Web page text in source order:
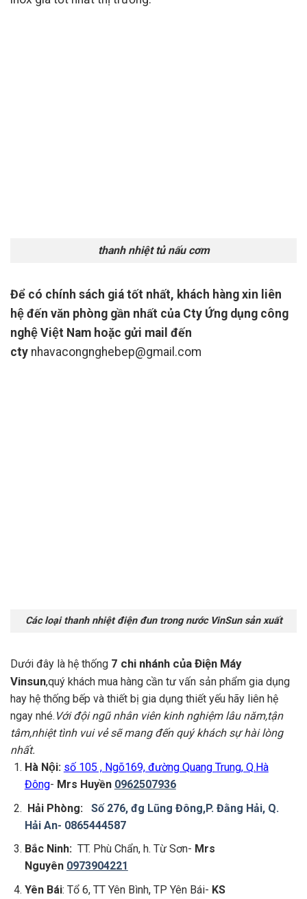
thanh nhiệt tủ nấu cơm
Để có chính sách giá tốt nhất, khách hàng xin liên
hệ đến văn phòng gần nhất của Cty Ứng dụng công
nghệ Việt Nam hoặc gửi mail đến
cty nhavacongnghebep@gmail.com
Các loại thanh nhiệt điện đun trong nước VinSun sản xuất
Dưới đây là hệ thống 7 chi nhánh của Điện Máy
Vinsun,quý khách mua hàng cần tư vấn sản phẩm gia dụng
hay hệ thống bếp và thiết bị gia dụng thiết yếu hãy liên hệ
ngay nhé. Với đội ngũ nhân viên kinh nghiệm lâu năm,tận
tâm,nhiệt tình vui vẻ sẽ mang đến quý khách sự hài lòng
nhất.
Hà Nội: số 105 , Ngõ169, đường Quang Trung, Q.Hà
Đông- Mrs Huyền 0962507936
Hải Phòng: Số 276, đg Lũng Đông,P. Đằng Hải, Q.
Hải An- 0865444587
Bắc Ninh: TT. Phù Chẩn, h. Từ Sơn- Mrs
Nguyên 0973904221
Yên Bái: Tổ 6, TT Yên Bình, TP Yên Bái- KS